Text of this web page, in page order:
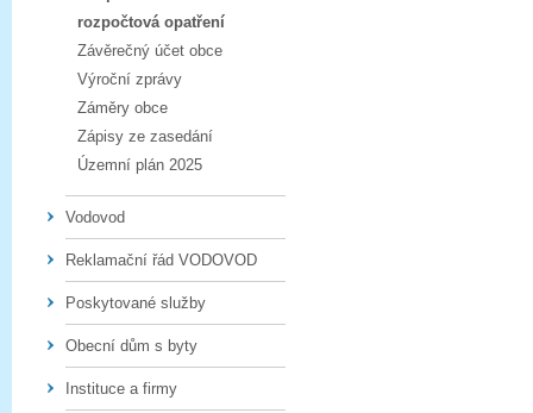
rozpočtová opatření
Závěrečný účet obce
Výroční zprávy
Záměry obce
Zápisy ze zasedání
Územní plán 2025
Vodovod
Reklamační řád VODOVOD
Poskytované služby
Obecní dům s byty
Instituce a firmy